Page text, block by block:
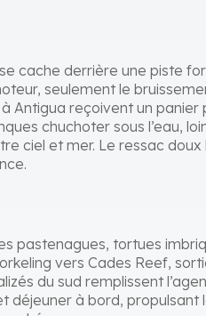
se cache derrière une piste
seulement le
Antigua reçoivent un
chuchoter sous l’eau,
ciel et mer. Le ressac
pastenagues, tortues
vers Cades Reef,
du sud remplissent
à bord, propulsant